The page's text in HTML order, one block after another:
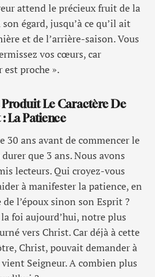
attend le précieux fruit de la
égard, jusqu’à ce qu’il ait
et de l’arrière-saison. Vous
vos cœurs, car
est proche ».
Produit Le Caractère De
La Patience
30 ans avant de commencer le
que 3 ans. Nous avons
lecteurs. Qui croyez-vous
à manifester la patience, en
l’époux sinon son Esprit ?
foi aujourd’hui, notre plus
vers Christ. Car déjà à cette
Christ, pouvait demander à
Seigneur. A combien plus